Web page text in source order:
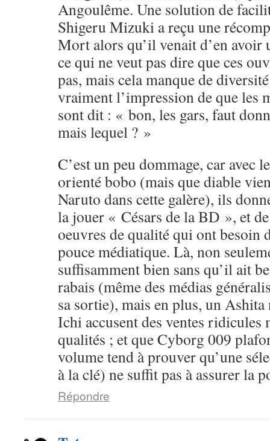
Angoulême. Une solution de
Shigeru Mizuki a reçu une
Mort alors qu’il venait d’en avoir
ce qui ne veut pas dire que ces
pas, mais cela manque de
vraiment l’impression de que les
sont dit : « bon, les gars, faut
mais lequel ? »
C’est un peu dommage, car avec
orienté bobo (mais que diable
Naruto dans cette galère), ils
la jouer « Césars de la BD », et
oeuvres de qualité qui ont besoin
pouce médiatique. Là, non
suffisamment bien sans qu’il ait
rabais (même des médias
sa sortie), mais en plus, un
Ichi accusent des ventes ridicules
qualités ; et que Cyborg 009
volume tend à prouver qu’une
à la clé) ne suffit pas à assurer la
Répondre